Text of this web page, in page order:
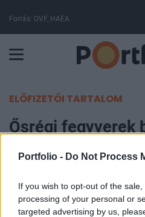
Portfolio - Do Not Process
If you wish to opt-out of the
processing of your personal or
targeted advertising by us,
Forrás: OVF, HAEA
ELŐFIZETŐI TARTALOM
Ősrégi fegyverek
orosz hadsereg
Portfolio
2026. június 10. 07:54